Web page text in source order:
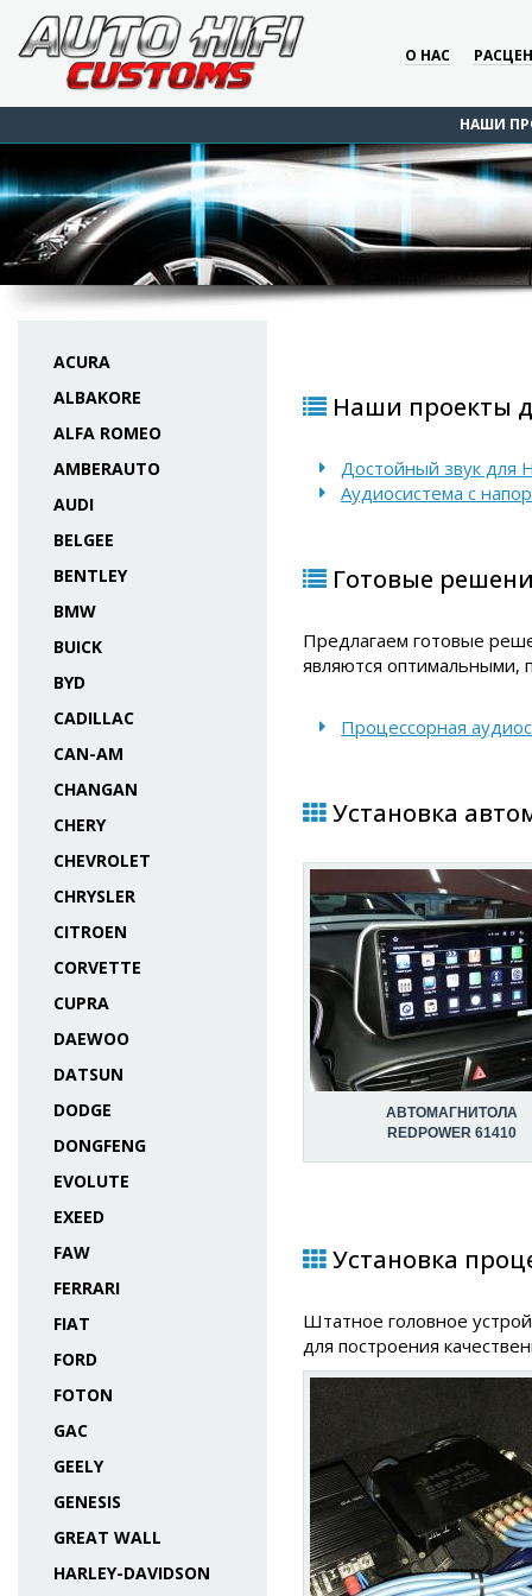
О НАС
НАШИ
ACURA
ALBAKORE
ALFA ROMEO
AMBERAUTO
AUDI
BELGEE
BENTLEY
BMW
BUICK
BYD
CADILLAC
CAN-AM
CHANGAN
CHERY
CHEVROLET
CHRYSLER
CITROEN
CORVETTE
CUPRA
DAEWOO
DATSUN
DODGE
DONGFENG
EVOLUTE
EXEED
FAW
FERRARI
FIAT
FORD
FOTON
GAC
GEELY
GENESIS
GREAT WALL
HARLEY-DAVIDSON
Наши проекты
Достойный звук для
Аудиосистема с
Готовые
Предлагаем готовые
являются оптимальными,
Процессорная
Установка
АВТОМАГНИТОЛА
REDPOWER 61410
Установка
Штатное головное
для построения